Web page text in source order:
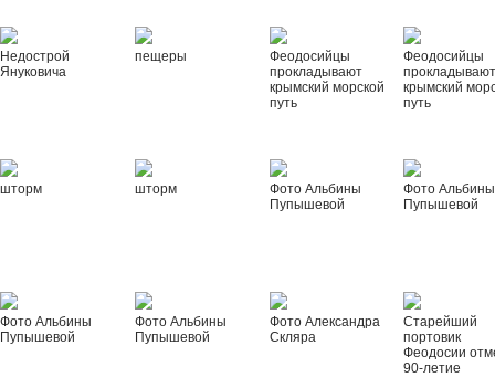
Недострой
Януковича
пещеры
Феодосийцы
прокладывают
крымский морской
путь
Феодосийцы
крымский
путь
шторм шторм
Фото Альбины
Пупышевой
Фото Альбины
Пупышевой
Фото Альбины
Пупышевой
Фото Альбины
Пупышевой
Фото Александра
Скляра
Старейший
портовик
Феодосии
90-летие